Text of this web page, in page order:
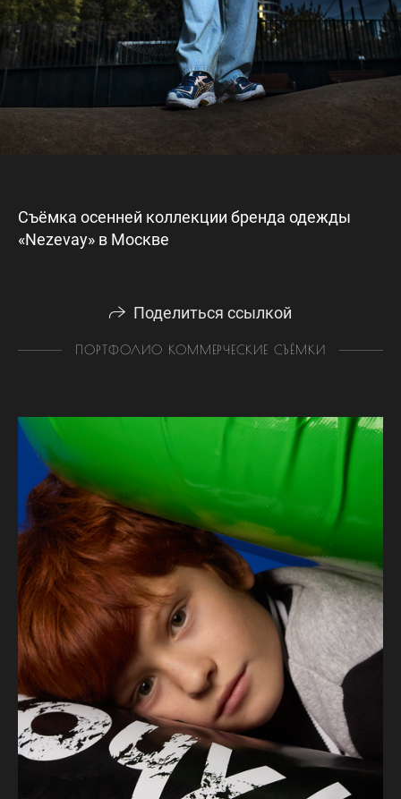
Съёмка осенней коллекции бренда одежды
«Nezevay» в Москве
Поделиться ссылкой
ПОРТФОЛИО КОММЕРЧЕСКИЕ СЪЁМКИ